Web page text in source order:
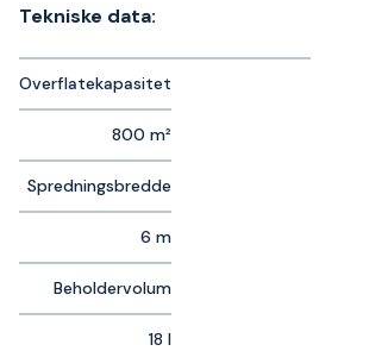
Tekniske data:
Overflatekapasitet
800 m²
Spredningsbredde
6 m
Beholdervolum
18 l